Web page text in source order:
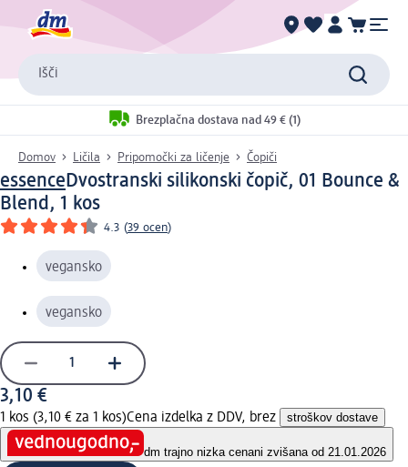
Išči
Brezplačna dostava nad 49 € (1)
Domov Ličila Pripomočki za ličenje Čopiči
essenceDvostranski silikonski čopič, 01 Bounce &
Blend, 1 kos
4.3 (39 ocen)
vegansko
vegansko
3,10 €
1 kos (3,10 € za 1 kos)Cena izdelka z DDV, brez stroškov dostave
dm trajno nizka cenani zvišana od 21.01.2026